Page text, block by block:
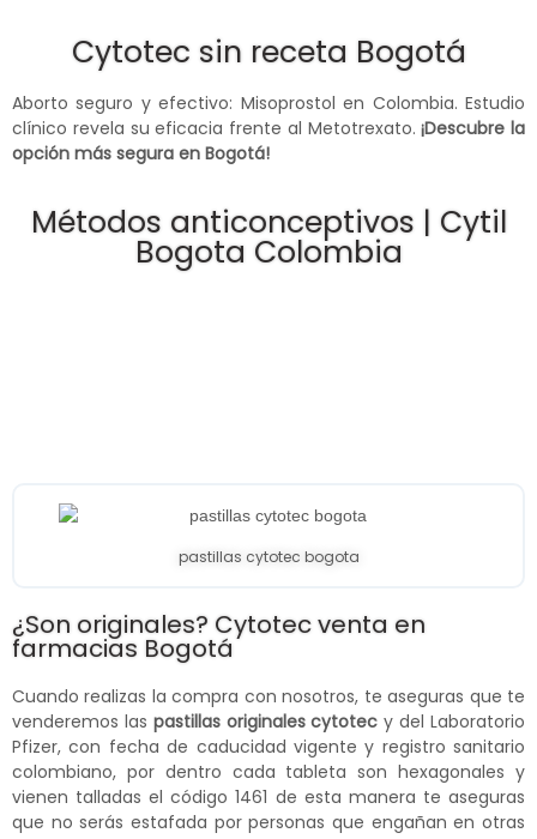
Cytotec sin receta Bogotá
Aborto seguro y efectivo: Misoprostol en Colombia. Estudio
clínico revela su eficacia frente al Metotrexato.¡Descubre la
opción más segura en Bogotá!
Métodos anticonceptivos | Cytil
Bogota Colombia
pastillas cytotec bogota
¿Son originales? Cytotec venta en
farmacias Bogotá
Cuando realizas la compra con nosotros, te aseguras que te
venderemos las pastillas originales cytotec y del Laboratorio
Pfizer, con fecha de caducidad vigente y registro sanitario
colombiano, por dentro cada tableta son hexagonales y
vienen talladas el código 1461 de esta manera te aseguras
que no serás estafada por personas que engañan en otras